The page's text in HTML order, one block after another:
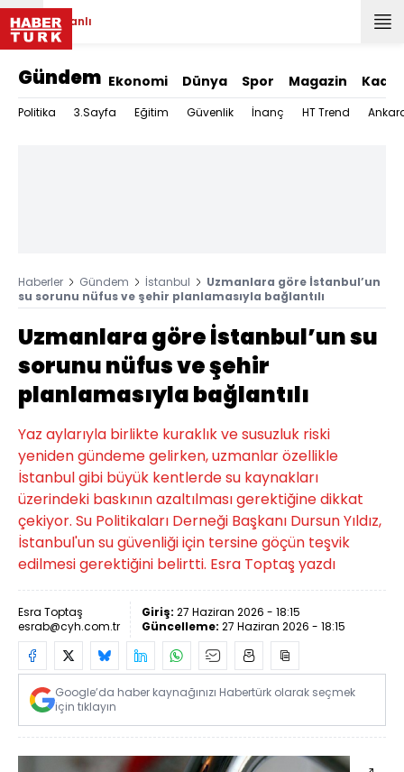
Canlı
Gündem Ekonomi Dünya Spor Magazin Kadın
Politika 3.Sayfa Eğitim Güvenlik İnanç HT Trend
Haberler Gündem İstanbul
Uzmanlara göre İstanbul’un
su sorunu nüfus ve şehir planlamasıyla bağlantılı
Uzmanlara göre İstanbul’un su
sorunu nüfus ve şehir
planlamasıyla bağlantılı
Yaz aylarıyla birlikte kuraklık ve susuzluk riski
yeniden gündeme gelirken, uzmanlar özellikle
İstanbul gibi büyük kentlerde su kaynakları
üzerindeki baskının azaltılması gerektiğine dikkat
çekiyor. Su Politikaları Derneği Başkanı Dursun Yıldız,
İstanbul'un su güvenliği için tersine göçün teşvik
edilmesi gerektiğini belirtti. Esra Toptaş yazdı
Esra Toptaş
esrab@cyh.com.tr
Giriş: 27 Haziran 2026 - 18:15
Güncelleme: 27 Haziran 2026 - 18:15
Google’da haber kaynağınızı Habertürk olarak seçmek
için tıklayın